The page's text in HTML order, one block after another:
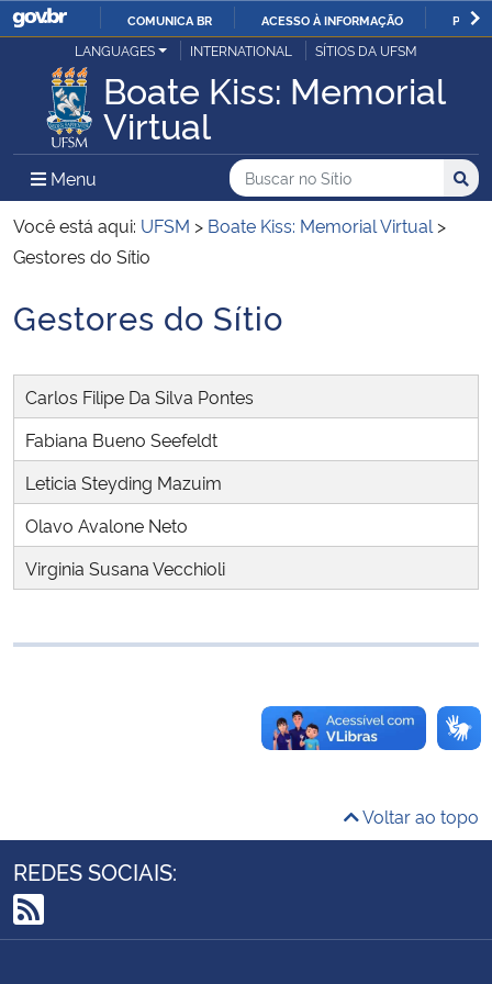
IR
PARA
COMUNICA BR ACESSO À INFORMAÇÃO
Ministério da Justiça e Segurança Pública
Ministério da Defesa
Ministério das Relações Exteriores
Ministério da Infraestrutura
Ministério da Agricultura, Pecuária e Abastecimento
Ministério da Educação
Ministério da Cidadania
Ministério da Saúde
Controladoria-Geral da União
LANGUAGES INTERNATIONAL SÍTIOS DA UFSM
Boate Kiss: Memorial
Virtual
Menu Menu Principal do Sítio
Busca
Buscar no no Sítio
Busca:
Você está aqui: UFSM > Boate Kiss: Memorial Virtual >
Gestores do Sítio
Início do conteúdo
Gestores do Sítio
Carlos Filipe Da Silva Pontes
Fabiana Bueno Seefeldt
Leticia Steyding Mazuim
Olavo Avalone Neto
Virginia Susana Vecchioli
Voltar ao topo
REDES SOCIAIS:
RSS